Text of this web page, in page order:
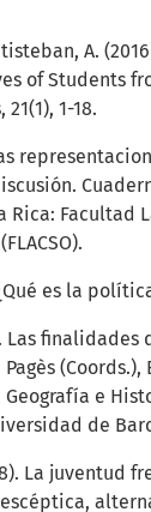
A.
of Students
1-18.
Rica: Facultad
es la
Las
Pagès
e
de
La juventud